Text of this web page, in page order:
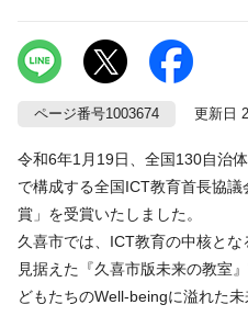
ページ番号1003674 更新日
令和6年1月19日、全国130自治
で構成する全国ICT教育首長協
賞」を受賞いたしました。
久喜市では、ICT教育の中核と
見据えた『久喜市版未来の教室
どもたちのWell-beingに溢れた